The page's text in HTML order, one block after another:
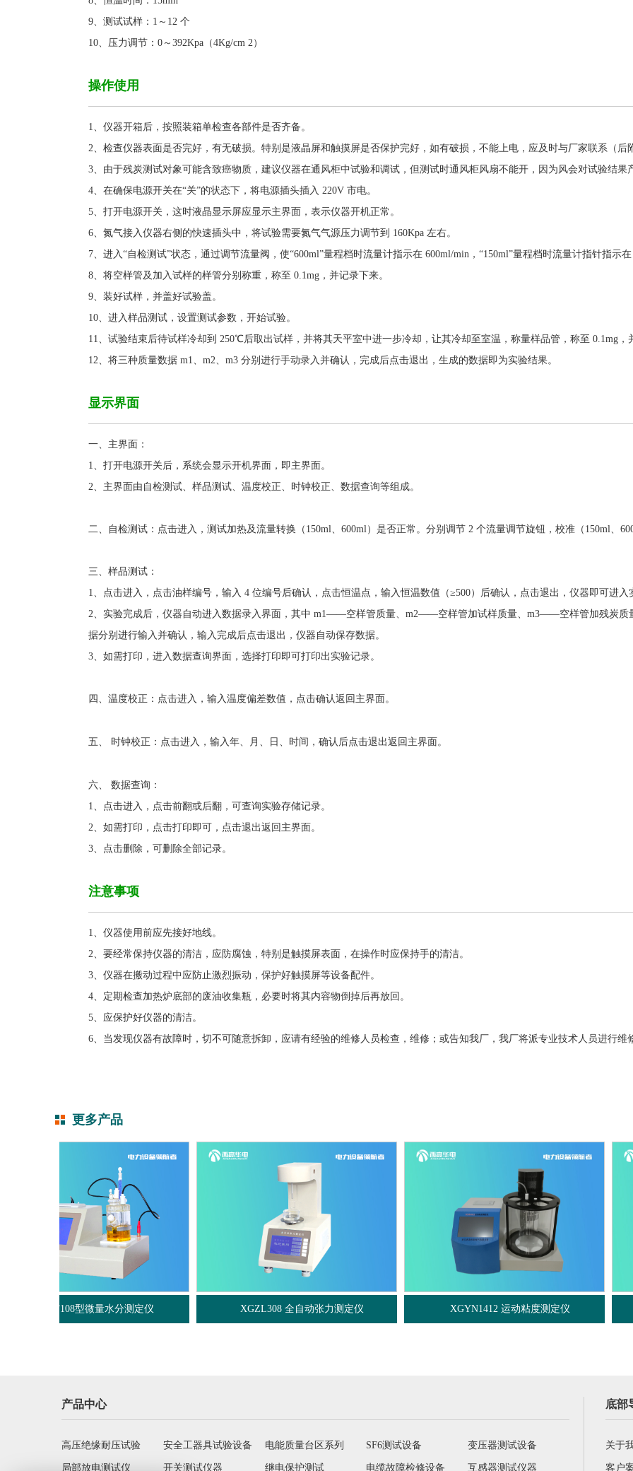
9、测试试样：1～12 个
10、压力调节：0～392Kpa（4Kg/cm 2）
操作使用
1、仪器开箱后，按照装箱单检查各部件是否齐备。
2、检查仪器表面是否完好，有无破损。特别是液晶屏和触摸屏是否保护完好，如有破损，不能上电，应及时与厂家联系（后
3、由于残炭测试对象可能含致癌物质，建议仪器在通风柜中试验和调试，但测试时通风柜风扇不能开，因为风会对试验结果
4、在确保电源开关在“关”的状态下，将电源插头插入 220V 市电。
5、打开电源开关，这时液晶显示屏应显示主界面，表示仪器开机正常。
6、氮气接入仪器右侧的快速插头中，将试验需要氮气气源压力调节到 160Kpa 左右。
7、进入“自检测试”状态，通过调节流量阀，使“600ml”量程档时流量计指示在 600ml/min，“150ml”量程档时流量计指针指示在
8、将空样管及加入试样的样管分别称重，称至 0.1mg，并记录下来。
9、装好试样，并盖好试验盖。
10、进入样品测试，设置测试参数，开始试验。
11、试验结束后待试样冷却到 250℃后取出试样，并将其天平室中进一步冷却，让其冷却至室温，称量样品管，称至 0.1mg，
12、将三种质量数据 m1、m2、m3 分别进行手动录入并确认，完成后点击退出，生成的数据即为实验结果。
显示界面
一、主界面：
1、打开电源开关后，系统会显示开机界面，即主界面。
2、主界面由自检测试、样品测试、温度校正、时钟校正、数据查询等组成。
二、自检测试：点击进入，测试加热及流量转换（ 150ml、600ml）是否正常。分别调节 2 个流量调节旋钮，校准（ 150ml、
三、样品测试：
1、点击进入，点击油样编号，输入 4 位编号后确认，点击恒温点，输入恒温数值（≥500）后确认，点击退出，仪器即可进入
2、实验完成后，仪器自动进入数据录入界面，其中 m1——空样管质量、m2——空样管加试样质量、m3——空样管加残炭质
据分别进行输入并确认，输入完成后点击退出，仪器自动保存数据。
3、如需打印，进入数据查询界面，选择打印即可打印出实验记录。
四、温度校正：点击进入，输入温度偏差数值，点击确认返回主界面。
五、 时钟校正：点击进入，输入年、月、日、时间，确认后点击退出返回主界面。
六、
数据查询：
1、点击进入，点击前翻或后翻，可查询实验存储记录。
2、如需打印，点击打印即可，点击退出返回主界面。
3、
点击删除，可删除全部记录。
注意事项
1、仪器使用前应先接好地线。
2、要经常保持仪器的清洁，应防腐蚀，特别是触摸屏表面，在操作时应保持手的清洁。
3、仪器在搬动过程中应防止激烈振动，保护好触摸屏等设备配件。
4、定期检查加热炉底部的废油收集瓶，必要时将其内容物倒掉后再放回。
5、应保护好仪器的清洁。
6、当发现仪器有故障时，切不可随意拆卸，应请有经验的维修人员检查，维修；或告知我厂， 我厂将派专业技术人员进行维
更多产品
XGZL308 全自动张力测定仪 XGYN1412 运动粘度测定仪 XGZL-S 馏程测定仪
产品中心
高压绝缘耐压试验 安全工器具试验设备 电能质量台区系列 SF6测试设备 变压器测试设备
局部放电测试仪 开关测试仪器 继电保护测试 电缆故障检修设备 互感器测试仪器
底部
关于
客户